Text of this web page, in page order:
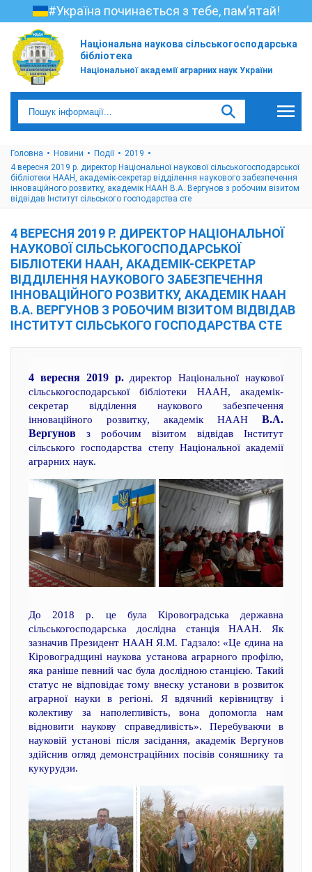
#Україна починається з тебе, пам’ятай!
Національна наукова сільськогосподарська
бібліотека
Національної академії аграрних наук України
Головна Новини Події
2019
4 вересня 2019 р. директор Національної наукової сільськогосподарської
бібліотеки НААН, академік-секретар відділення наукового забезпечення
інноваційного розвитку, академік НААН В.А. Вергунов з робочим візитом
відвідав Інститут сільського господарства сте
4 ВЕРЕСНЯ 2019 Р. ДИРЕКТОР НАЦІОНАЛЬНОЇ
НАУКОВОЇ СІЛЬСЬКОГОСПОДАРСЬКОЇ
БІБЛІОТЕКИ НААН, АКАДЕМІК-СЕКРЕТАР
ВІДДІЛЕННЯ НАУКОВОГО ЗАБЕЗПЕЧЕННЯ
ІННОВАЦІЙНОГО РОЗВИТКУ, АКАДЕМІК НААН
В.А. ВЕРГУНОВ З РОБОЧИМ ВІЗИТОМ ВІДВІДАВ
ІНСТИТУТ СІЛЬСЬКОГО ГОСПОДАРСТВА СТЕ
4 вересня 2019 р.директор Національної наукової
сільськогосподарської бібліотеки НААН, академік-
секретар відділення наукового забезпечення
інноваційного розвитку, академік НААН В.А.
Вергунов з робочим візитом відвідав Інститут
сільського господарства степу Національної академії
аграрних наук.
До 2018 р. це була Кіровоградська державна
сільськогосподарська дослідна станція НААН. Як
зазначив Президент НААН Я.М. Гадзало: «Це єдина на
Кіровоградщині наукова установа аграрного профілю,
яка раніше певний час була дослідною станцією. Такий
статус не відповідає тому внеску установи в розвиток
аграрної науки в регіоні. Я вдячний керівництву і
колективу за наполегливість, вона допомогла нам
відновити наукову справедливість». Перебуваючи в
науковій установі після засідання, академік Вергунов
здійснив огляд демонстраційних посівів соняшнику та
кукурудзи.